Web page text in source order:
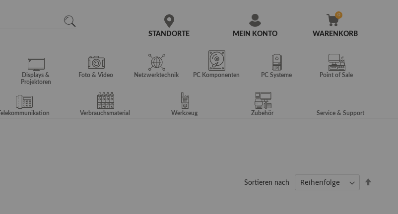
MEIN KONTO
STANDORTE WARENKORB
Displays &
Projektoren
Foto & Video Netzwerktechnik PC Komponenten PC Systeme Point of Sale
Telekommunikation Verbrauchsmaterial Werkzeug Zubehör Service & Support
Sortieren nach